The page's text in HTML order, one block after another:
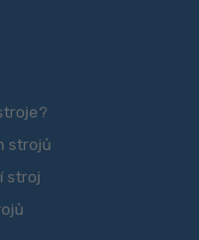
strojů
stroj